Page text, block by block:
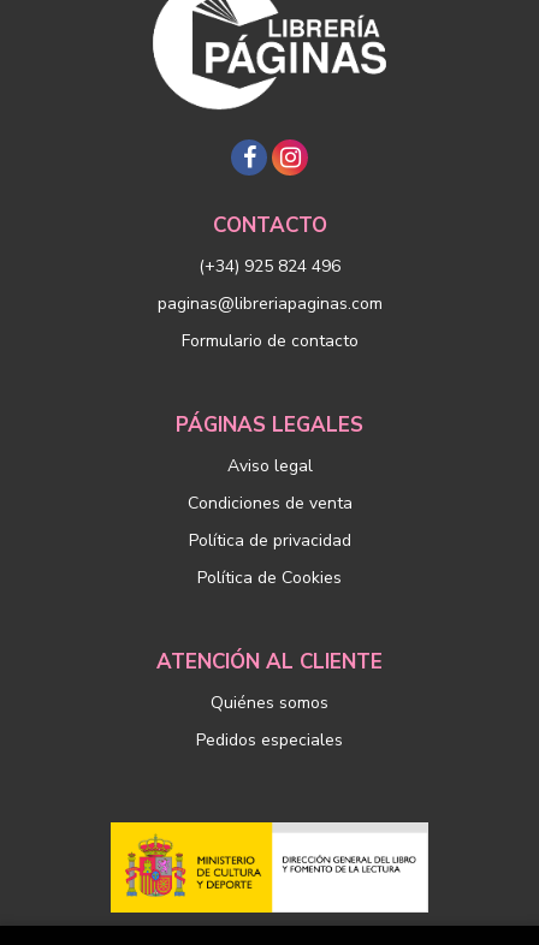
CONTACTO
(+34) 925 824 496
paginas@libreriapaginas.com
Formulario de contacto
PÁGINAS LEGALES
Aviso legal
Condiciones de venta
Política de privacidad
Política de Cookies
ATENCIÓN AL CLIENTE
Quiénes somos
Pedidos especiales